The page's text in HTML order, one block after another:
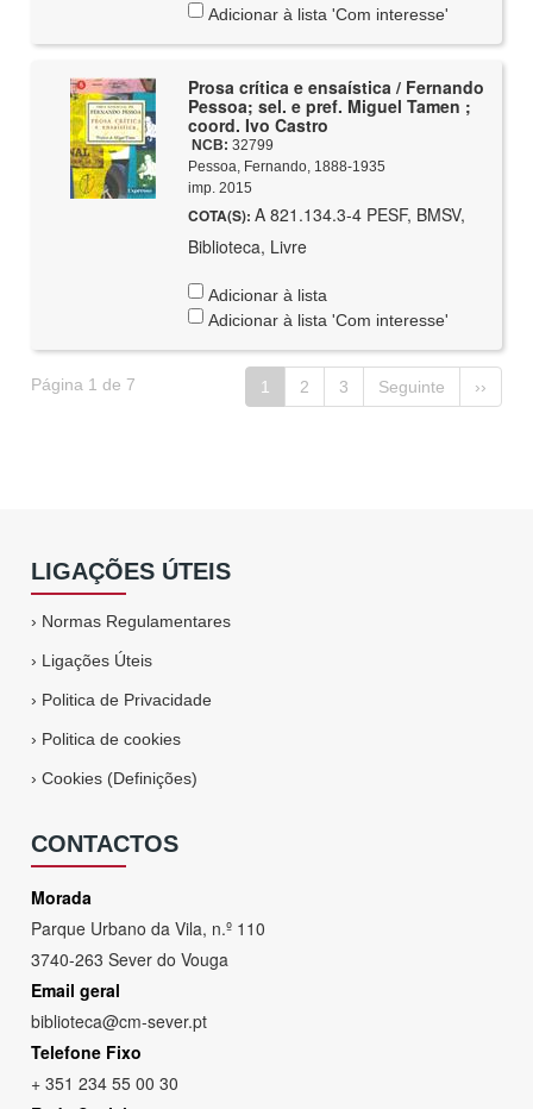
Adicionar à lista 'Com interesse'
Prosa crítica e ensaística / Fernando
Pessoa; sel. e pref. Miguel Tamen ;
coord. Ivo Castro
NCB: 32799
Pessoa, Fernando, 1888-1935
imp. 2015
COTA(S): A 821.134.3-4 PESF, BMSV,
Biblioteca, Livre
Adicionar à lista
Adicionar à lista 'Com interesse'
Página 1 de 7 1 2 3 Seguinte ››
LIGAÇÕES ÚTEIS
› Normas Regulamentares
› Ligações Úteis
› Politica de Privacidade
› Politica de cookies
›Cookies (Definições)
CONTACTOS
Morada
Parque Urbano da Vila, n.º 110
3740-263 Sever do Vouga
Email geral
biblioteca@cm-sever.pt
Telefone Fixo
+ 351 234 55 00 30